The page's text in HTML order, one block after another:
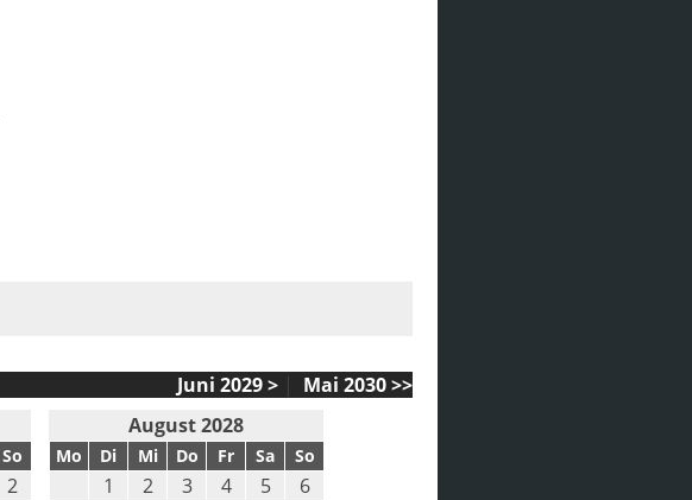
Juni 2029 >| Mai 2030 >>
So
2
August 2028
Mo Di Mi Do Fr Sa So
1 2 3 4 5
6